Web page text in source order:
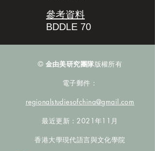
參考資料
BDDLE 70
© 金由美研究團隊版權所有
電子郵件：
regionalstudiesofchina@gmail.com
最近更新：2021年11月
香港大學現代語言與文化學院